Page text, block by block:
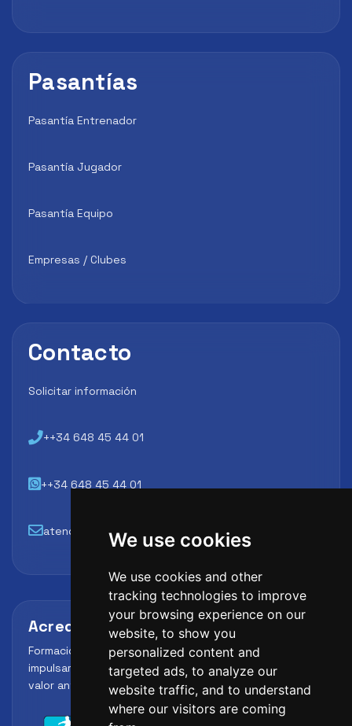
We use cookies
We use cookies and other
tracking technologies to improve
your browsing experience on our
website, to show you
personalized content and
targeted ads, to analyze our
website traffic, and to understand
where our visitors are coming
Pasantías
Pasantía Entrenador
Pasantía Jugador
Pasantía Equipo
Empresas / Clubes
Contacto
Solicitar información
++34 648 45 44 01
++34 648 45 44 01
atencion@futbollab.com
Acreditaciones y alianzas
Formación, metodología y reconocimiento para
impulsar el perfil profesional del alumno y reforzar su
valor ante clubes, academias y entidades deportivas.